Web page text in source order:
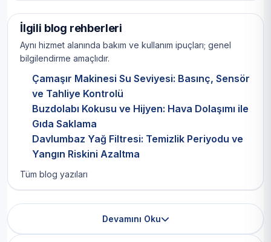
İlgili blog rehberleri
Aynı hizmet alanında bakım ve kullanım ipuçları; genel
bilgilendirme amaçlıdır.
Çamaşır Makinesi Su Seviyesi: Basınç, Sensör
ve Tahliye Kontrolü
Buzdolabı Kokusu ve Hijyen: Hava Dolaşımı ile
Gıda Saklama
Davlumbaz Yağ Filtresi: Temizlik Periyodu ve
Yangın Riskini Azaltma
Tüm blog yazıları
Devamını Oku